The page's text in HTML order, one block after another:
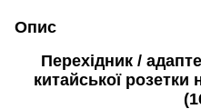
Опис
Перехідник /
китайської